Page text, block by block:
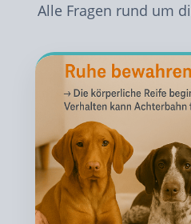
Alle Fragen rund um